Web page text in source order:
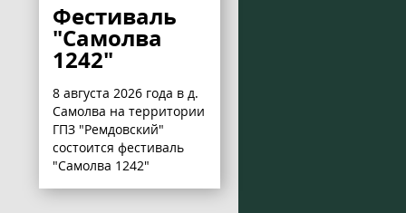
Фестиваль
"Самолва
1242"
8 августа 2026 года в д.
Самолва на территории
ГПЗ "Ремдовский"
состоится фестиваль
"Самолва 1242"